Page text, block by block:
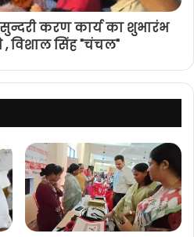
करण कार्य का शुभारंभ
विशाल सिंह "चंचल"